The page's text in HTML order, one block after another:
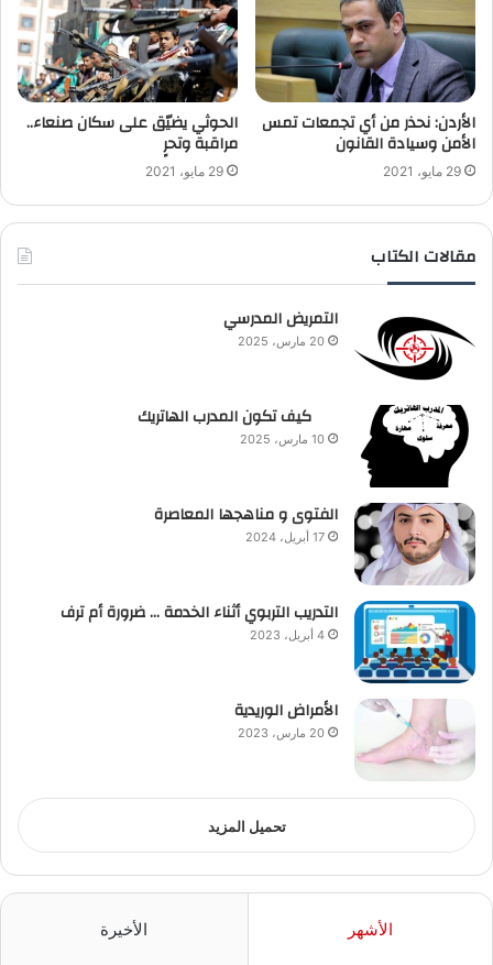
الأردن: نحذر من أي تجمعات تمس
الأمن وسيادة القانون
29 مايو، 2021
الحوثي يضيّق على سكان صنعاء..
مراقبة وتحرٍ
29 مايو، 2021
مقالات الكتاب
التمريض المدرسي
20 مارس، 2025
كيف تكون المدرب الهاتريك
10 مارس، 2025
الفتوى و مناهجها المعاصرة
17 أبريل، 2024
التدريب التربوي أثناء الخدمة … ضرورة أم ترف
4 أبريل، 2023
الأمراض الوريدية
20 مارس، 2023
تحميل المزيد
الأشهر الأخيرة